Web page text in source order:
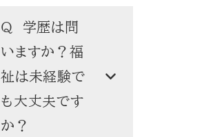
Q 学歴は問
いますか？福
祉は未経験で
も大丈夫です
か？